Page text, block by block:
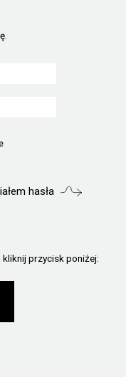
hasła
przycisk poniżej: